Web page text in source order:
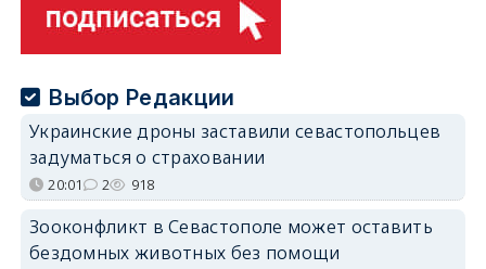
Выбор Редакции
Украинские дроны заставили севастопольцев
задуматься о страховании
20:01 2 918
Зооконфликт в Севастополе может оставить
бездомных животных без помощи